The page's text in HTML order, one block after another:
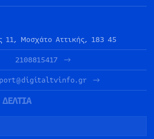
11, Μοσχάτο Αττικής, 183 45
2108815417